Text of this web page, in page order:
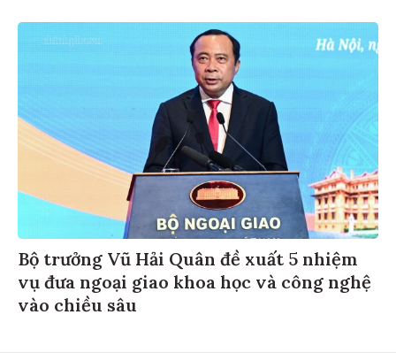
Bộ trưởng Vũ Hải Quân đề xuất 5 nhiệm
vụ đưa ngoại giao khoa học và công nghệ
vào chiều sâu